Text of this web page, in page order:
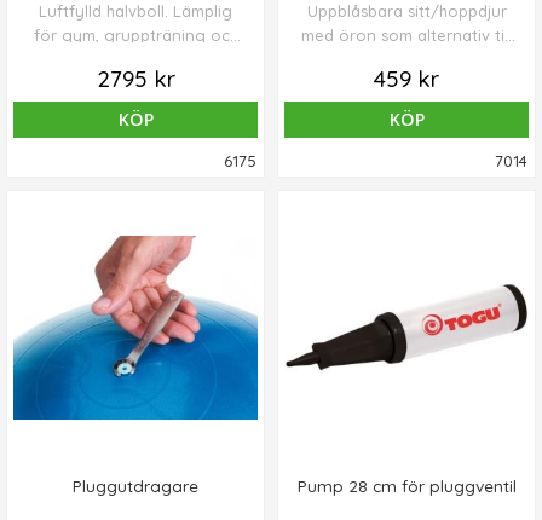
Luftfylld halvboll. Lämplig
för gym, gruppträning och
2795 kr
KÖP
6175
Uppblåsbara sitt/hoppdjur
med öron som alternativ till
459 kr
KÖP
7014
Pluggutdragare Pump 28 cm för pluggventil